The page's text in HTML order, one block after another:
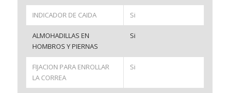
INDICADOR DE CAIDA Si
ALMOHADILLAS EN
HOMBROS Y PIERNAS
Si
FIJACION PARA ENROLLAR
LA CORREA
Si